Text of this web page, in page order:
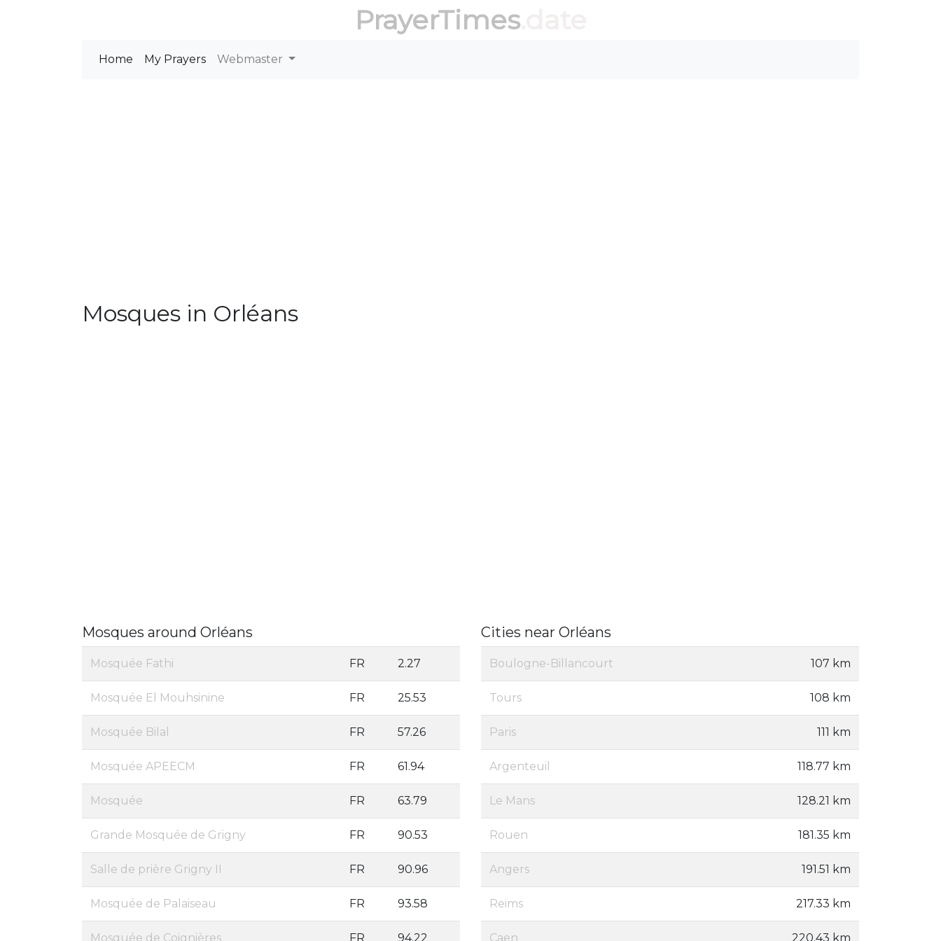
PrayerTimes.date
Home My Prayers Webmaster
Mosques in Orléans
Mosques around Orléans
Mosquée Fathi FR 2.27
Mosquée El Mouhsinine FR 25.53
Mosquée Bilal FR 57.26
Mosquée APEECM FR 61.94
Mosquée FR 63.79
Grande Mosquée de Grigny FR 90.53
Salle de prière Grigny II FR 90.96
Mosquée de Palaiseau FR 93.58
Mosquée de Coignières FR 94.22
Cities near Orléans
Boulogne-Billancourt 107 km
Tours 108 km
Paris 111 km
Argenteuil 118.77 km
Le Mans 128.21 km
Rouen 181.35 km
Angers 191.51 km
Reims 217.33 km
Caen 220.43 km